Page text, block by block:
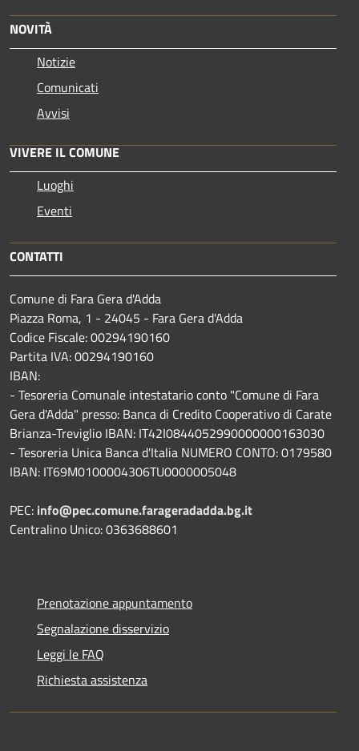
NOVITÀ
Notizie
Comunicati
Avvisi
VIVERE IL COMUNE
Luoghi
Eventi
CONTATTI
Comune di Fara Gera d'Adda
Piazza Roma, 1 - 24045 - Fara Gera d'Adda
Codice Fiscale: 00294190160
Partita IVA: 00294190160
IBAN:
- Tesoreria Comunale intestatario conto "Comune di Fara
Gera d'Adda" presso: Banca di Credito Cooperativo di Carate
Brianza-Treviglio IBAN: IT42I0844052990000000163030
- Tesoreria Unica Banca d'Italia NUMERO CONTO: 0179580
IBAN: IT69M0100004306TU0000005048
PEC: info@pec.comune.farageradadda.bg.it
Centralino Unico: 0363688601
Prenotazione appuntamento
Segnalazione disservizio
Leggi le FAQ
Richiesta assistenza